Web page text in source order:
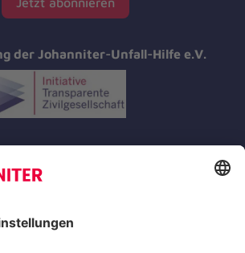
der Johanniter-Unfall-Hilfe e.V.
Erste-Hilfe-Kurse